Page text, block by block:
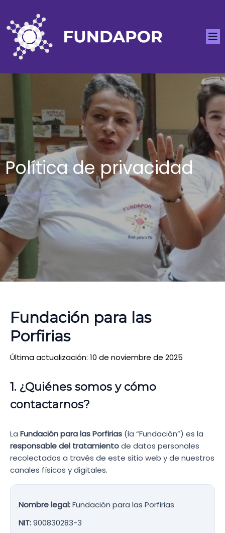
Política de privacidad
Fundación para las
Porfirias
Última actualización: 10 de noviembre de 2025
1. ¿Quiénes somos y cómo
contactarnos?
La Fundación para las Porfirias (la “Fundación”) es la
responsable del tratamientode datos personales
recolectados a través de este sitio web y de nuestros
canales físicos y digitales.
Nombre legal:Fundación para las Porfirias
NIT:900830283-3